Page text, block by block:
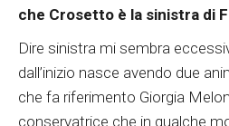
che Crosetto è la sinistra di
Dire sinistra mi sembra
dall’inizio nasce avendo due
che fa riferimento Giorgia
conservatrice che in qualche